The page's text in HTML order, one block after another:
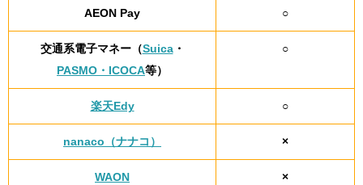
AEON Pay ○
交通系電子マネー（Suica・
PASMO・ICOCA等）
○
楽天Edy ○
nanaco（ナナコ） ×
WAON ×